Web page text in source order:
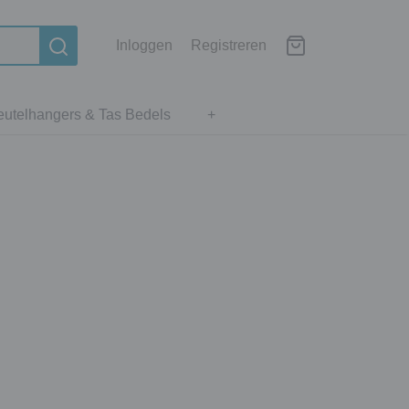
Inloggen Registreren
& Tas Bedels +